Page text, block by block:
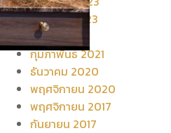
มกราคม 2023
มีนาคม 2021
กุมภาพันธ์ 2021
ธันวาคม 2020
พฤศจิกายน 2020
พฤศจิกายน 2017
กันยายน 2017